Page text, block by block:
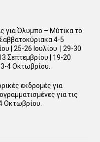
για Όλυμπο – Μύτικα το
4-5
| 25-26 Ιουλίου | 29-30
Σεπτεμβρίου | 19-20
4 Οκτωβρίου.
εκδρομές για
για τις
Οκτωβρίου.